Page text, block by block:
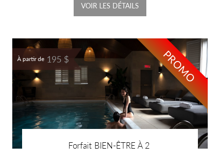
VOIR LES DÉTAILS
PROMO
À partir de 195 $
Forfait BIEN-ÊTRE À 2